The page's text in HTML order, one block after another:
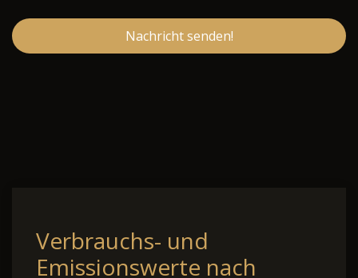
Nachricht senden!
Verbrauchs- und
Emissionswerte nach